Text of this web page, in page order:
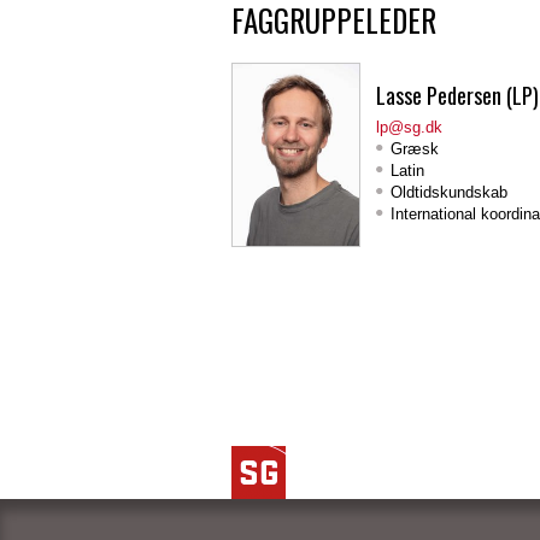
FAGGRUPPELEDER
Lasse Pedersen (LP)
lp@sg.dk
Græsk
Latin
Oldtidskundskab
International